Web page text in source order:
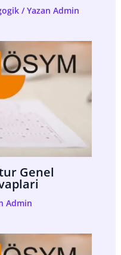
/ Yazan Admin
Genel
Admin